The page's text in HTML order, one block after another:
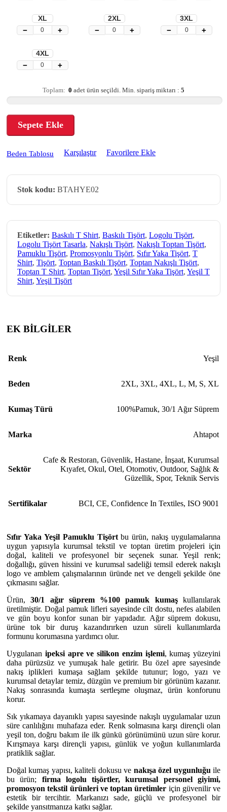
XL
− +
2XL
− +
3XL
− +
4XL
− +
Toplam: 0 adet ürün seçildi. Min. sipariş miktarı : 5
Sepete Ekle
Beden Tablosu Karşılaştır Favorilere Ekle
Stok kodu: BTAHYE02
Etiketler: Baskılı T Shirt, Baskılı Tişört, Logolu Tişört,
Logolu Tişört Tasarla, Nakışlı Tişört, Nakışlı Toptan Tişört,
Pamuklu Tişört, Promosyonlu Tişört, Sıfır Yaka Tişört, T
Shirt, Tişört, Toptan Baskılı Tişört, Toptan Nakışlı Tişört,
Toptan T Shirt, Toptan Tişört, Yeşil Sıfır Yaka Tişört, Yeşil T
Shirt, Yeşil Tişört
EK BİLGİLER
Renk Yeşil
Beden 2XL, 3XL, 4XL, L, M, S, XL
Kumaş Türü 100%Pamuk, 30/1 Ağır Süprem
Marka Ahtapot
Sektör
Cafe & Restoran, Güvenlik, Hastane, İnşaat, Kurumsal
Kıyafet, Okul, Otel, Otomotiv, Outdoor, Sağlık &
Güzellik, Spor, Teknik Servis
Sertifikalar BCI, CE, Confidence In Textiles, ISO 9001
Sıfır Yaka Yeşil Pamuklu Tişörtbu ürün, nakış uygulamalarına
uygun yapısıyla kurumsal tekstil ve toptan üretim projeleri için
doğal, kaliteli ve profesyonel bir seçenek sunar. Yeşil renk;
doğallığı, güven hissini ve kurumsal sadeliği temsil ederek nakışlı
logo ve amblem çalışmalarının üründe net ve dengeli şekilde öne
çıkmasını sağlar.
Ürün,30/1 ağır süprem %100 pamuk kumaşkullanılarak
üretilmiştir. Doğal pamuk lifleri sayesinde cilt dostu, nefes alabilen
ve gün boyu konfor sunan bir yapıdadır. Ağır süprem dokusu,
ürüne tok bir duruş kazandırırken uzun süreli kullanımlarda
formunu korumasına yardımcı olur.
Uygulanan ipeksi apre ve silikon enzim işlemi, kumaş yüzeyini
daha pürüzsüz ve yumuşak hale getirir. Bu özel apre sayesinde
nakış iplikleri kumaşa sağlam şekilde tutunur; logo, yazı ve
kurumsal detaylar temiz, düzgün ve premium bir görünüm kazanır.
Nakış sonrasında kumaşta sertleşme oluşmaz, ürün konforunu
korur.
Sık yıkamaya dayanıklı yapısı sayesinde nakışlı uygulamalar uzun
süre canlılığını muhafaza eder. Renk solmasına karşı dirençli olan
yeşil ton, doğru bakım ile ilk günkü görünümünü uzun süre korur.
Kırışmaya karşı dirençli yapısı, günlük ve yoğun kullanımlarda
pratiklik sağlar.
Doğal kumaş yapısı, kaliteli dokusu ve nakışa özel uygunluğuile
bu ürün; firma logolu tişörtler, kurumsal personel giyimi,
promosyon tekstil ürünleri ve toptan üretimler için güvenilir ve
estetik bir tercihtir. Markanızı sade, güçlü ve profesyonel bir
şekilde yansıtmanıza katkı sağlar.